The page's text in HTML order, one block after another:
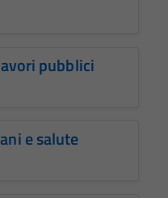
pubblici
e salute